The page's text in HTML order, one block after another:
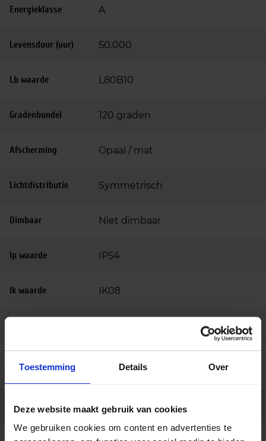
Toestemming Details Over
Deze website maakt gebruik van cookies
We gebruiken cookies om content en advertenties te
Energieklasse A
Levensduur (uur) 50.000
Lb waarde L80B10
Gradenbundel 120 graden
Afscherming Opaal / mat
Lichtdistributie Symmetrisch
Dimbaar Niet dimbaar
Ip waarde IP54
Ik waarde IK08
220-240
Voeding Driver inbegrepen